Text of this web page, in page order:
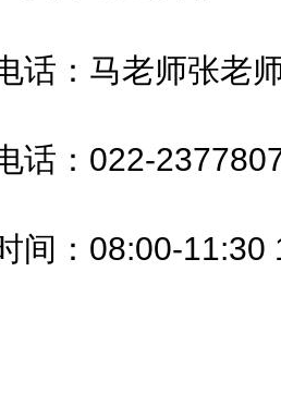
：马老师张老
：022-
：08:00-11:30